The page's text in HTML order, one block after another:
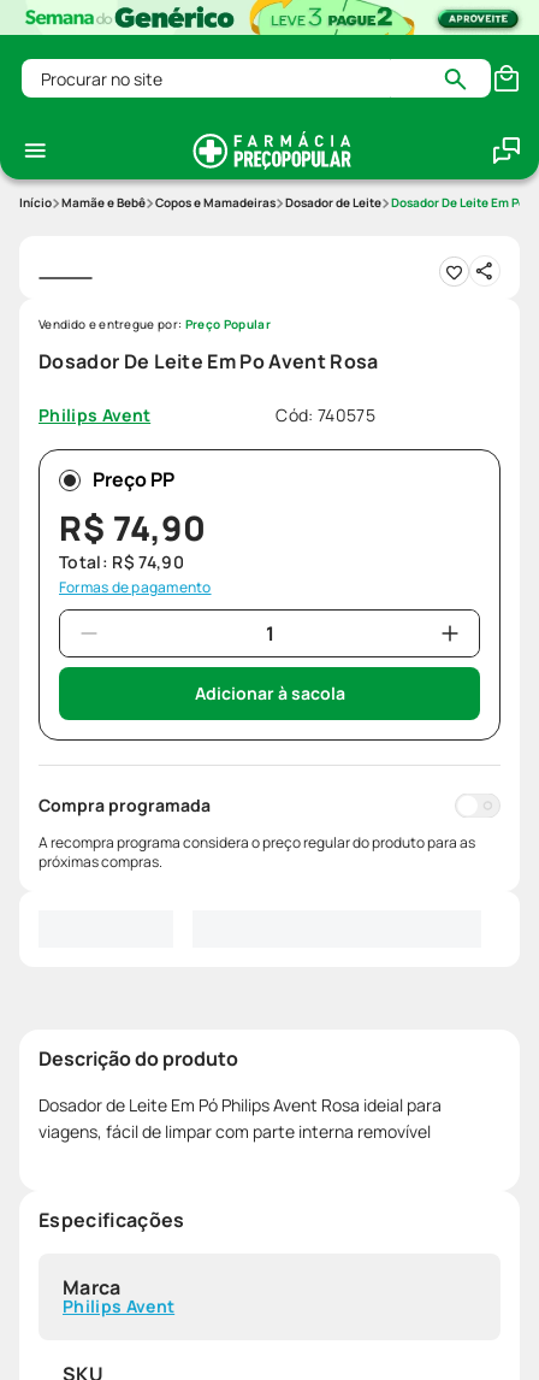
Procurar no site
Mamãe e Bebê Copos e Mamadeiras Dosador de Leite Dosador De Leite Em Po
Dosador De Leite Em Po Avent Rosa
Philips Avent Cód: 740575
Vendido e entregue por: Preço Popular
Preço PP
R$ 74,90
Total: R$ 74,90
Formas de pagamento
Adicionar à sacola
Compra programada
A recompra programa considera o preço regular do produto para as
próximas compras.
Descrição do produto
Dosador de Leite Em Pó Philips Avent Rosa ideial para
viagens, fácil de limpar com parte interna removível
Especificações
Marca
Philips Avent
SKU